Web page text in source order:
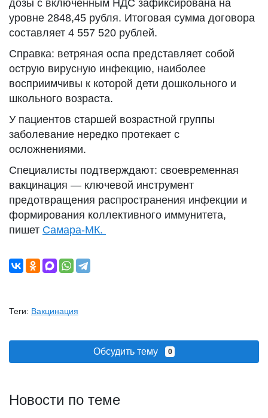
дозы с включённым НДС зафиксирована на
уровне 2848,45 рубля. Итоговая сумма договора
составляет 4 557 520 рублей.
Справка: ветряная оспа представляет собой
острую вирусную инфекцию, наиболее
восприимчивы к которой дети дошкольного и
школьного возраста.
У пациентов старшей возрастной группы
заболевание нередко протекает с
осложнениями.
Специалисты подтверждают: своевременная
вакцинация — ключевой инструмент
предотвращения распространения инфекции и
формирования коллективного иммунитета,
пишет Самара-МК.
Теги: Вакцинация
Обсудить тему 0
Новости по теме